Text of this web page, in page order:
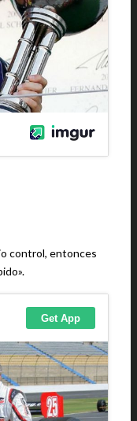
control, entonces